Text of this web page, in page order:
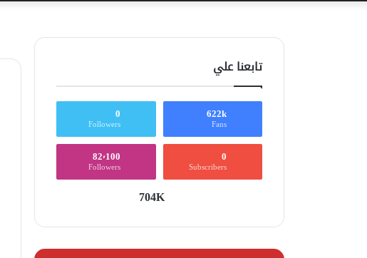
تابعنا علي
622k
Fans
0
Followers
0
Subscribers
82٬100
Followers
704K